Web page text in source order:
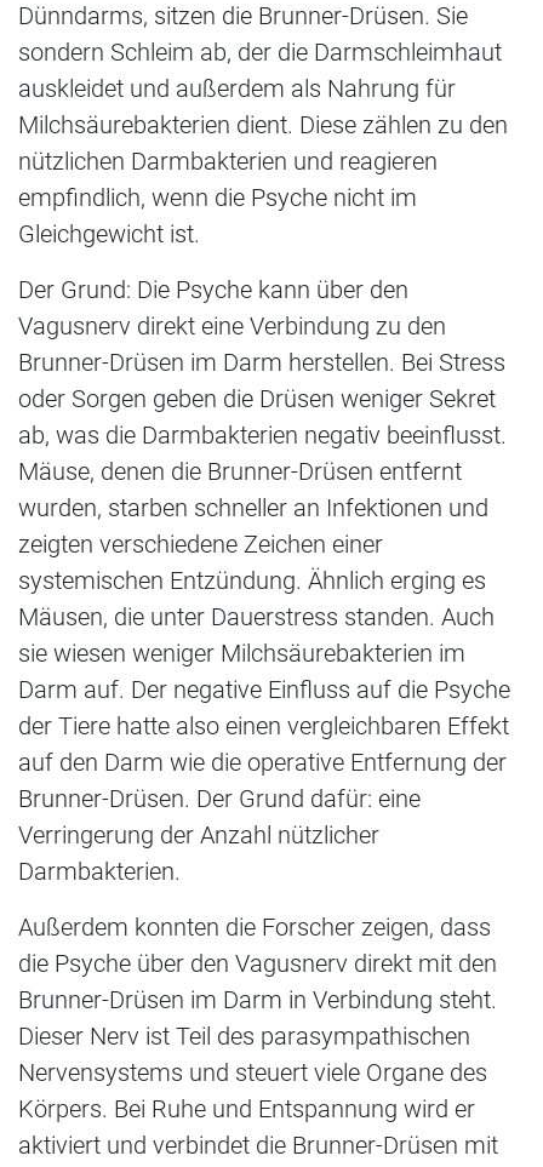
Dünndarms, sitzen die Brunner-Drüsen. Sie
sondern Schleim ab, der die Darmschleimhaut
auskleidet und außerdem als Nahrung für
Milchsäurebakterien dient. Diese zählen zu den
nützlichen Darmbakterien und reagieren
empfindlich, wenn die Psyche nicht im
Gleichgewicht ist.
Der Grund: Die Psyche kann über den
Vagusnerv direkt eine Verbindung zu den
Brunner-Drüsen im Darm herstellen. Bei Stress
oder Sorgen geben die Drüsen weniger Sekret
ab, was die Darmbakterien negativ beeinflusst.
Mäuse, denen die Brunner-Drüsen entfernt
wurden, starben schneller an Infektionen und
zeigten verschiedene Zeichen einer
systemischen Entzündung. Ähnlich erging es
Mäusen, die unter Dauerstress standen. Auch
sie wiesen weniger Milchsäurebakterien im
Darm auf. Der negative Einfluss auf die Psyche
der Tiere hatte also einen vergleichbaren Effekt
auf den Darm wie die operative Entfernung der
Brunner-Drüsen. Der Grund dafür: eine
Verringerung der Anzahl nützlicher
Darmbakterien.
Außerdem konnten die Forscher zeigen, dass
die Psyche über den Vagusnerv direkt mit den
Brunner-Drüsen im Darm in Verbindung steht.
Dieser Nerv ist Teil des parasympathischen
Nervensystems und steuert viele Organe des
Körpers. Bei Ruhe und Entspannung wird er
aktiviert und verbindet die Brunner-Drüsen mit